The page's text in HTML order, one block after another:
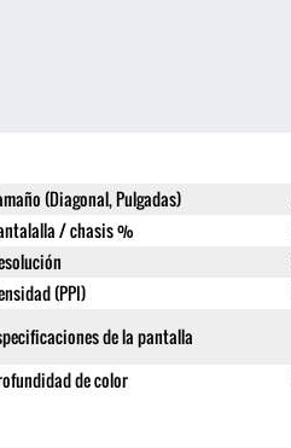
(Diagonal, Pulgadas)
/ chasis %
(PPI)
de la pantalla
de color